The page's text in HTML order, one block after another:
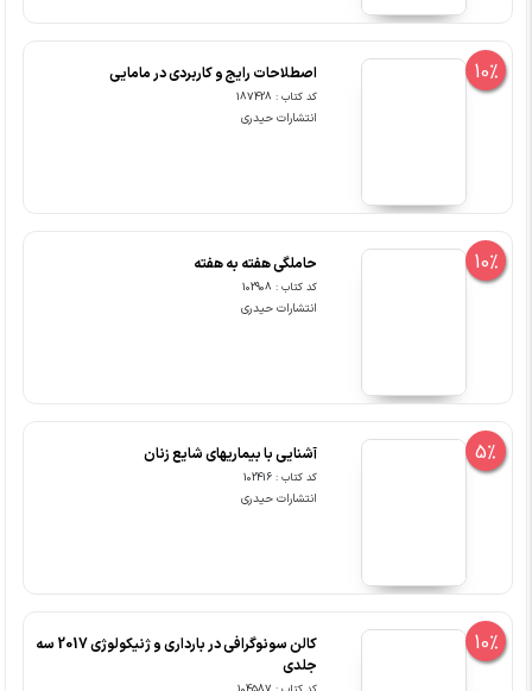
10% اصطلاحات رایج و کاربردی در مامایی
کد کتاب : 187428
انتشارات حیدری
10% حاملگی هفته به هفته
کد کتاب : 102908
انتشارات حیدری
5% آشنایی با بیماریهای شایع زنان
کد کتاب : 102416
انتشارات حیدری
10%
کالن سونوگرافی در بارداری و ژنیکولوژی 2017 سه
جلدی